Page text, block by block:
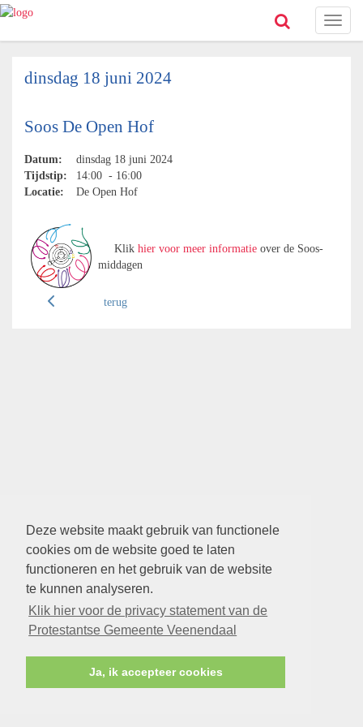
Deze website maakt gebruik van functionele
cookies om de website goed te laten
functioneren en het gebruik van de website
te kunnen analyseren.
Klik hier voor de privacy statement van de
Protestantse Gemeente Veenendaal
Ja, ik accepteer cookies
Toggle
dinsdag 18 juni 2024
Soos De Open Hof
Datum:
dinsdag 18 juni 2024
Tijdstip:
14:00 - 16:00
Locatie:
De Open Hof
Klik hier voor meer informatie over de Soos-
middagen
terug